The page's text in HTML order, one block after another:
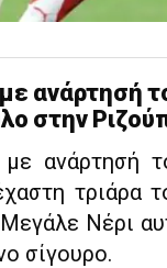
με ανάρτησή
στην
ανάρτησή
τριάρα
Νέρι
σίγουρο.